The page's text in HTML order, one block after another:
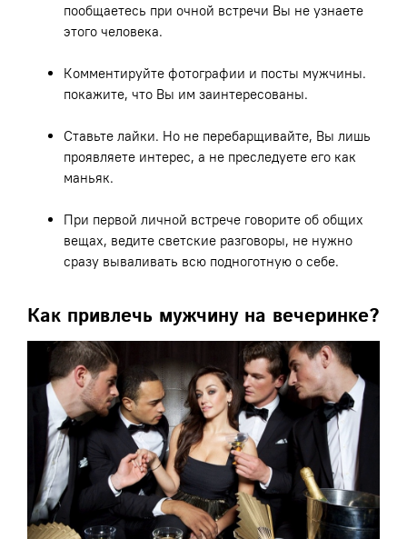
пообщаетесь при очной встречи Вы не узнаете
этого человека.
Комментируйте фотографии и посты мужчины.
покажите, что Вы им заинтересованы.
Ставьте лайки. Но не перебарщивайте, Вы лишь
проявляете интерес, а не преследуете его как
маньяк.
При первой личной встрече говорите об общих
вещах, ведите светские разговоры, не нужно
сразу вываливать всю подноготную о себе.
Как привлечь мужчину на вечеринке?